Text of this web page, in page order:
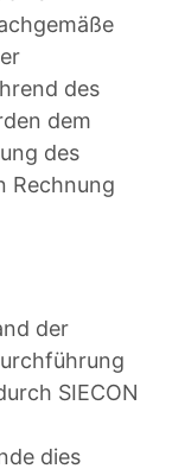
des
dem
des
Rechnung
der
SIECON
dies